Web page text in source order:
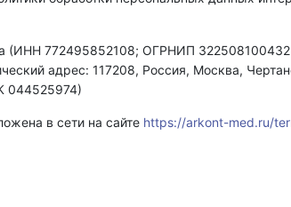
(ИНН 772495852108; ОГРНИП
адрес: 117208, Россия, Москва,
044525974)
в сети на сайте https://arkont-med.ru/